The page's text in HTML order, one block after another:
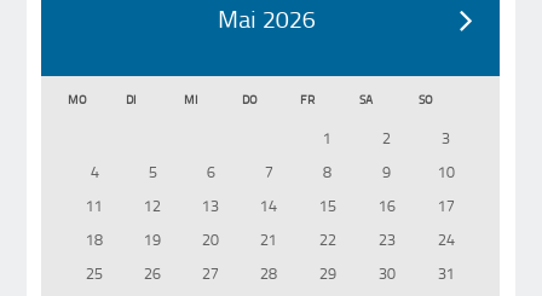
Mai 2026
MO DI MI DO FR SA SO
1 2
3
4
5 6 7 8 9
10
11
12 13 14 15 16
17
18
19 20 21 22 23
24
25
26 27 28 29 30 31